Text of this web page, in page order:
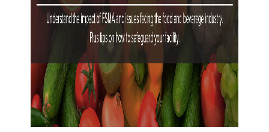
Français
ASIA PACIFIC
English
TROVA UN RAPPRESENTANTE
+39 (0) 236714370